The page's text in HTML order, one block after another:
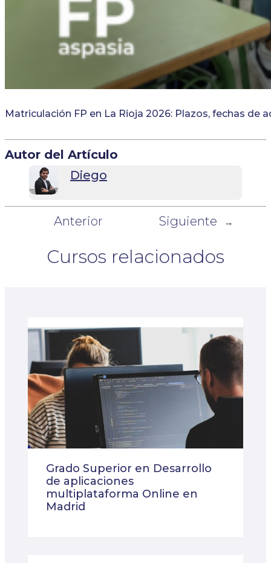
Matriculación FP en La Rioja 2026: Plazos, fechas
Autor del Artículo
Diego
Anterior Siguiente →
Cursos relacionados
Grado Superior en Desarrollo
de aplicaciones
multiplataforma Online en
Madrid